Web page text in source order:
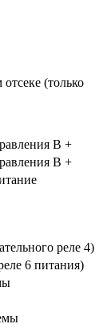
B +
B +
реле 4)
6 питания)